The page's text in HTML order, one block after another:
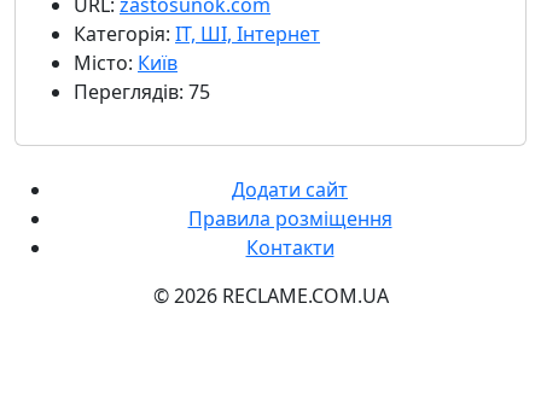
Категорія: ІТ, ШІ, Інтернет
Місто: Київ
Переглядів: 75
Додати сайт
Правила розміщення
Контакти
© 2026 RECLAME.COM.UA